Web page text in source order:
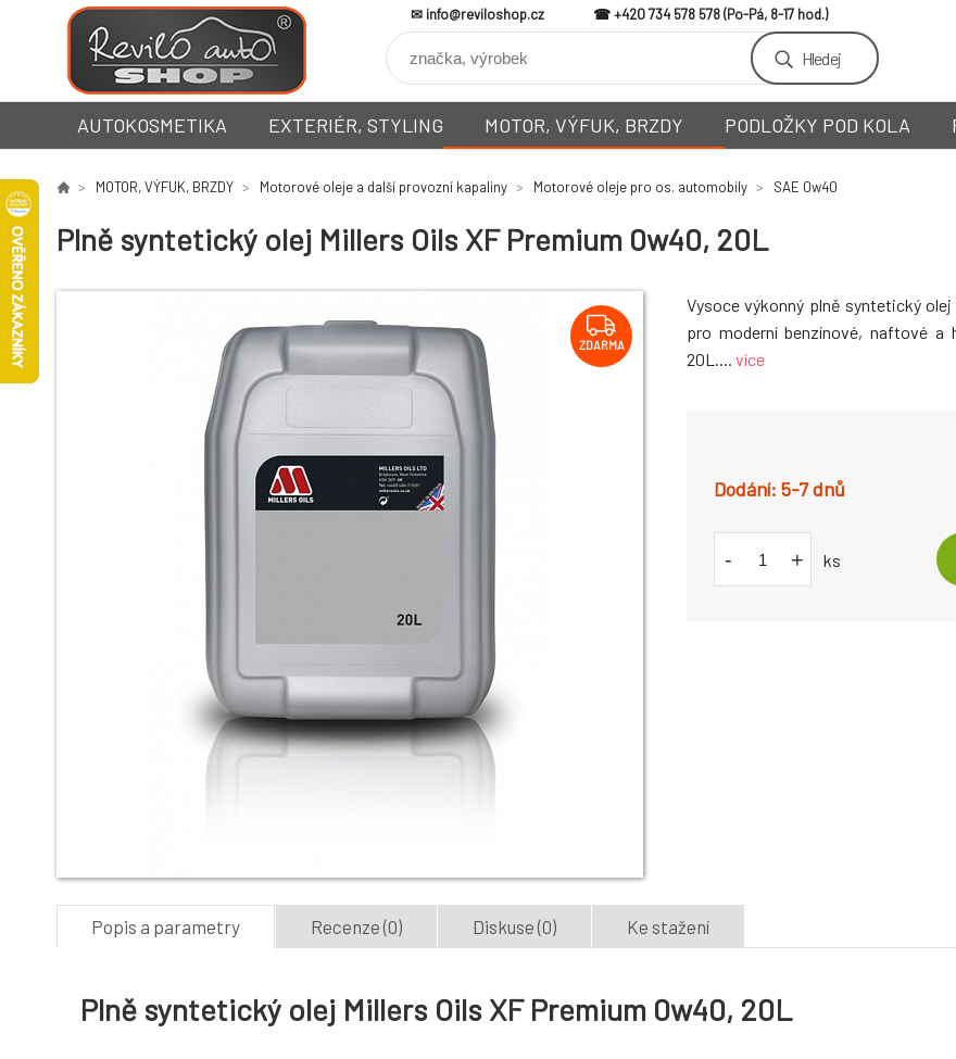
info@reviloshop.cz +420 734 578 578
Hledej
AUTOKOSMETIKA EXTERIÉR, STYLING MOTOR, VÝFUK, BRZDY PODLOŽKY POD KOLA
MOTOR, VÝFUK, BRZDY Motorové oleje a další provozní kapaliny Motorové oleje pro os. automobily SAE 0w40
Plně syntetický olej Millers Oils XF Premium 0w40, 20L
ZDARMA
Vysoce výkonný plně syntetický olej
pro moderní benzínové, naftové a
20L.... více
5-7 dnů
- + ks
Popis a parametry Recenze (0) Diskuse (0) Ke stažení
Plně syntetický olej Millers Oils XF Premium 0w40, 20L